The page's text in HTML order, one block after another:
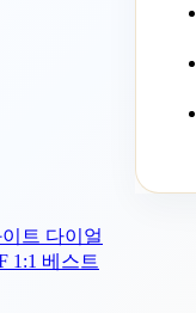
트 다이얼
1:1 베스트